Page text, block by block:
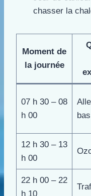
chasser la
Moment de
la journée
07 h 30 – 08
h 00
bas
12 h 30 – 13
h 00
22 h 00 – 22
h 10